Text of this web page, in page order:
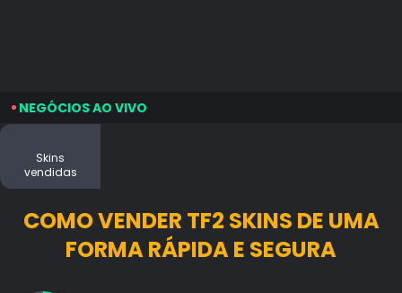
NEGÓCIOS AO VIVO
Skins
vendidas
COMO VENDER TF2 SKINS DE UMA
FORMA RÁPIDA E SEGURA